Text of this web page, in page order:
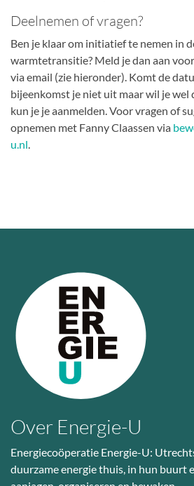
Deelnemen of vragen?
Ben je klaar om initiatief te nemen in
warmtetransitie? Meld je dan aan
via email (zie hieronder). Komt de
bijeenkomst je niet uit maar wil je wel
kun je je aanmelden. Voor vragen of
opnemen met Fanny Claassen via
u.nl.
Over Energie-U
Energiecoöperatie Energie-U:
duurzame energie thuis, in hun buurt